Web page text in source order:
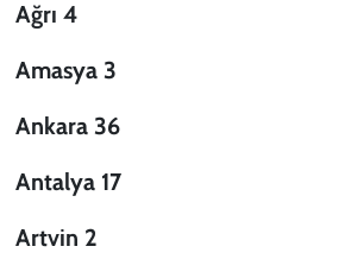
Ağrı 4
Amasya 3
Ankara 36
Antalya 17
Artvin 2